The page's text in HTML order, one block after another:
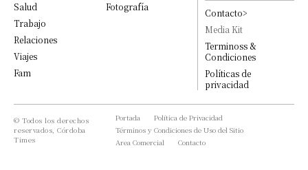
Salud
Trabajo
Relaciones
Viajes
Fam
Fotografía
Contacto>
Media Kit
Terminoss &
Condiciones
Políticas de
privacidad
© Todos los derechos
reservados, Córdoba
Times
Portada
Política de Privacidad
Términos y Condiciones de Uso del Sitio
Area Comercial
Contacto